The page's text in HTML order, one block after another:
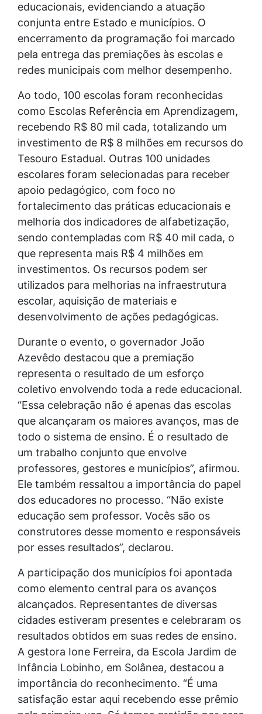
educacionais, evidenciando a atuação
conjunta entre Estado e municípios. O
encerramento da programação foi marcado
pela entrega das premiações às escolas e
redes municipais com melhor desempenho.
Ao todo, 100 escolas foram reconhecidas
como Escolas Referência em Aprendizagem,
recebendo R$ 80 mil cada, totalizando um
investimento de R$ 8 milhões em recursos do
Tesouro Estadual. Outras 100 unidades
escolares foram selecionadas para receber
apoio pedagógico, com foco no
fortalecimento das práticas educacionais e
melhoria dos indicadores de alfabetização,
sendo contempladas com R$ 40 mil cada, o
que representa mais R$ 4 milhões em
investimentos. Os recursos podem ser
utilizados para melhorias na infraestrutura
escolar, aquisição de materiais e
desenvolvimento de ações pedagógicas.
Durante o evento, o governador João
Azevêdo destacou que a premiação
representa o resultado de um esforço
coletivo envolvendo toda a rede educacional.
“Essa celebração não é apenas das escolas
que alcançaram os maiores avanços, mas de
todo o sistema de ensino. É o resultado de
um trabalho conjunto que envolve
professores, gestores e municípios”, afirmou.
Ele também ressaltou a importância do papel
dos educadores no processo. “Não existe
educação sem professor. Vocês são os
construtores desse momento e responsáveis
por esses resultados”, declarou.
A participação dos municípios foi apontada
como elemento central para os avanços
alcançados. Representantes de diversas
cidades estiveram presentes e celebraram os
resultados obtidos em suas redes de ensino.
A gestora Ione Ferreira, da Escola Jardim de
Infância Lobinho, em Solânea, destacou a
importância do reconhecimento. “É uma
satisfação estar aqui recebendo esse prêmio